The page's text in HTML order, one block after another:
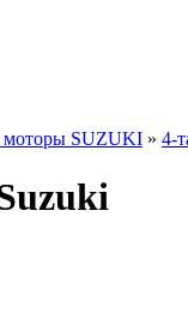
SUZUKI » 4-